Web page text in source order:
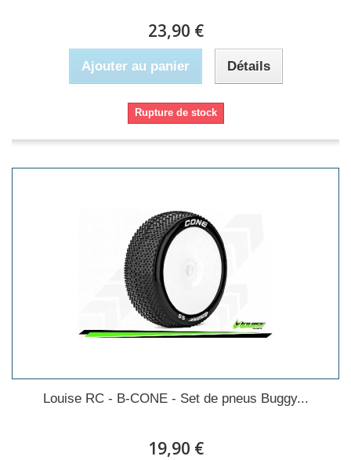
23,90 €
Ajouter au panier Détails
Rupture de stock
Louise RC - B-CONE - Set de pneus Buggy...
19,90 €